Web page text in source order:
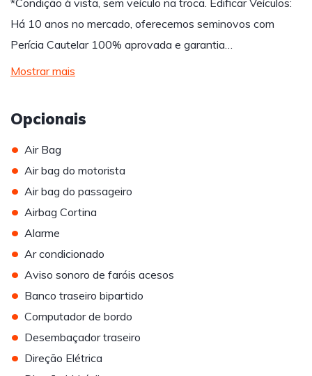
*Condição à vista, sem veículo na troca. Edificar Veículos:
Há 10 anos no mercado, oferecemos seminovos com
Perícia Cautelar 100% aprovada e garantia…
Mostrar mais
Opcionais
• Air Bag
• Air bag do motorista
• Air bag do passageiro
• Airbag Cortina
• Alarme
• Ar condicionado
• Aviso sonoro de faróis acesos
• Banco traseiro bipartido
• Computador de bordo
• Desembaçador traseiro
• Direção Elétrica